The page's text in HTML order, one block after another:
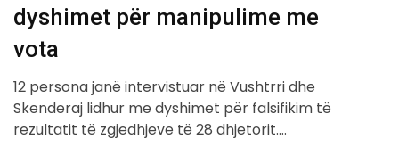
dyshimet për manipulime me
vota
12 persona janë intervistuar në Vushtrri dhe
Skenderaj lidhur me dyshimet për falsifikim të
rezultatit të zgjedhjeve të 28 dhjetorit.…